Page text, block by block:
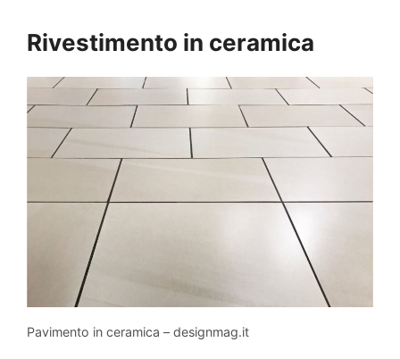
Rivestimento in ceramica
Pavimento in ceramica – designmag.it